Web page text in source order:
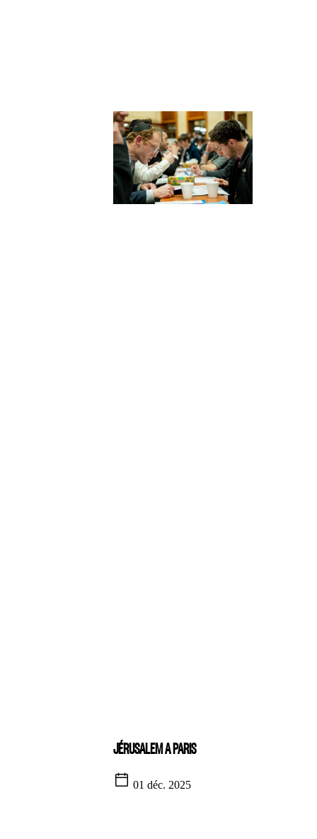
JÉRUSALEM A PARIS
01 déc. 2025